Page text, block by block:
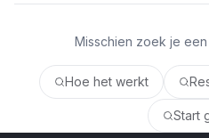
Misschien zoek je
Hoe het werkt
Start